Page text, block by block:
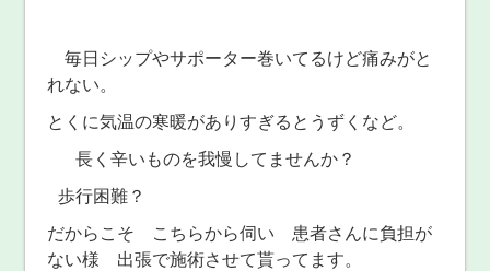
毎日シップやサポーター巻いてるけど痛みがと
れない。
とくに気温の寒暖がありすぎるとうずくなど。
長く辛いものを我慢してませんか？
歩行困難？
だからこそ こちらから伺い 患者さんに負担が
ない様 出張で施術させて貰ってます。